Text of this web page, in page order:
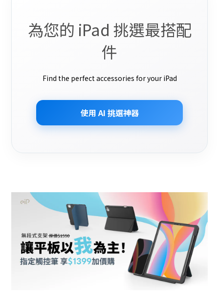
為您的 iPad 挑選最搭配
件
Find the perfect accessories for your iPad
使用 AI 挑選神器